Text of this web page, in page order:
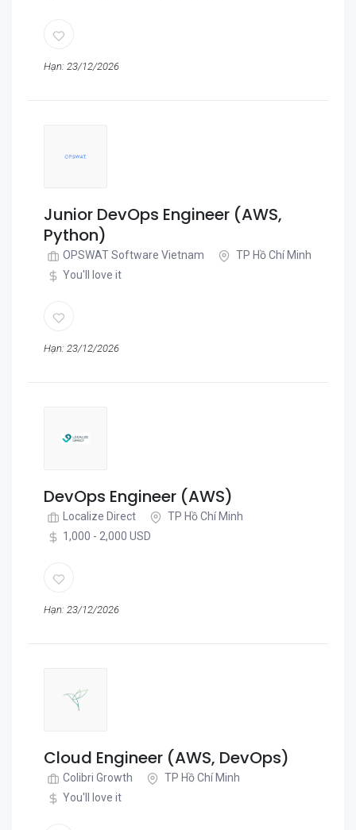
Hạn: 23/12/2026
Junior DevOps Engineer (AWS,
Python)
OPSWAT Software Vietnam
TP Hồ Chí Minh
You'll love it
Hạn: 23/12/2026
DevOps Engineer (AWS)
Localize Direct
TP Hồ Chí Minh
1,000 - 2,000 USD
Hạn: 23/12/2026
Cloud Engineer (AWS, DevOps)
Colibri Growth
TP Hồ Chí Minh
You'll love it